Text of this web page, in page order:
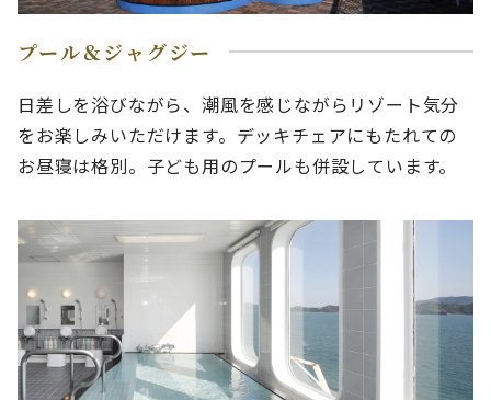
プール＆ジャグジー
日差しを浴びながら、潮風を感じながらリゾート気分
をお楽しみいただけます。デッキチェアにもたれての
お昼寝は格別。子ども用のプールも併設しています。